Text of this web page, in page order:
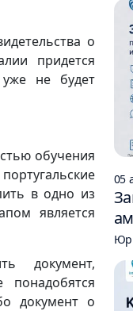
о
придется
не будет
обучения
в одно из
является
документ,
документ о
05